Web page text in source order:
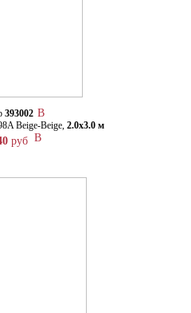
393002
Beige-Beige, 2.0х3.0 м
руб